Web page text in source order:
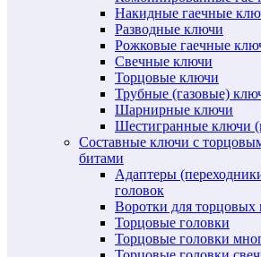
Накидные гаечные
Разводные ключи
Рожковые гаечные
Свечные ключи
Торцовые ключи
Трубные (газовые)
Шарнирные ключи
Шестигранные ключи
Составные ключи с
битами
Адаптеры
головок
Воротки для торцовых
Торцовые головки
Торцовые головки